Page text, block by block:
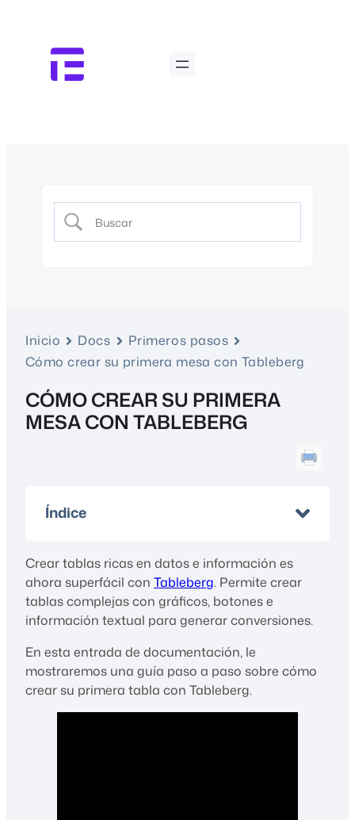
Inicio Docs
Primeros pasos
Cómo crear su primera mesa con Tableberg
CÓMO CREAR SU PRIMERA
MESA CON TABLEBERG
Índice
Crear tablas ricas en datos e información es
ahora superfácil con Tableberg. Permite crear
tablas complejas con gráficos, botones e
información textual para generar conversiones.
En esta entrada de documentación, le
mostraremos una guía paso a paso sobre cómo
crear su primera tabla con Tableberg.